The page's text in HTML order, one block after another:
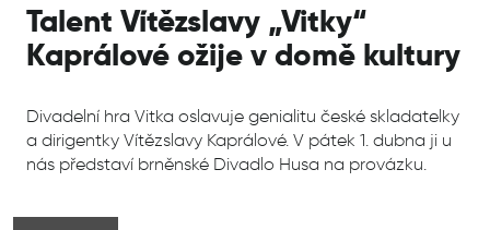
Talent Vítězslavy „Vitky“
Kaprálové ožije v domě kultury
Divadelní hra Vitka oslavuje genialitu české skladatelky
a dirigentky Vítězslavy Kaprálové. V pátek 1. dubna ji u
nás představí brněnské Divadlo Husa na provázku.